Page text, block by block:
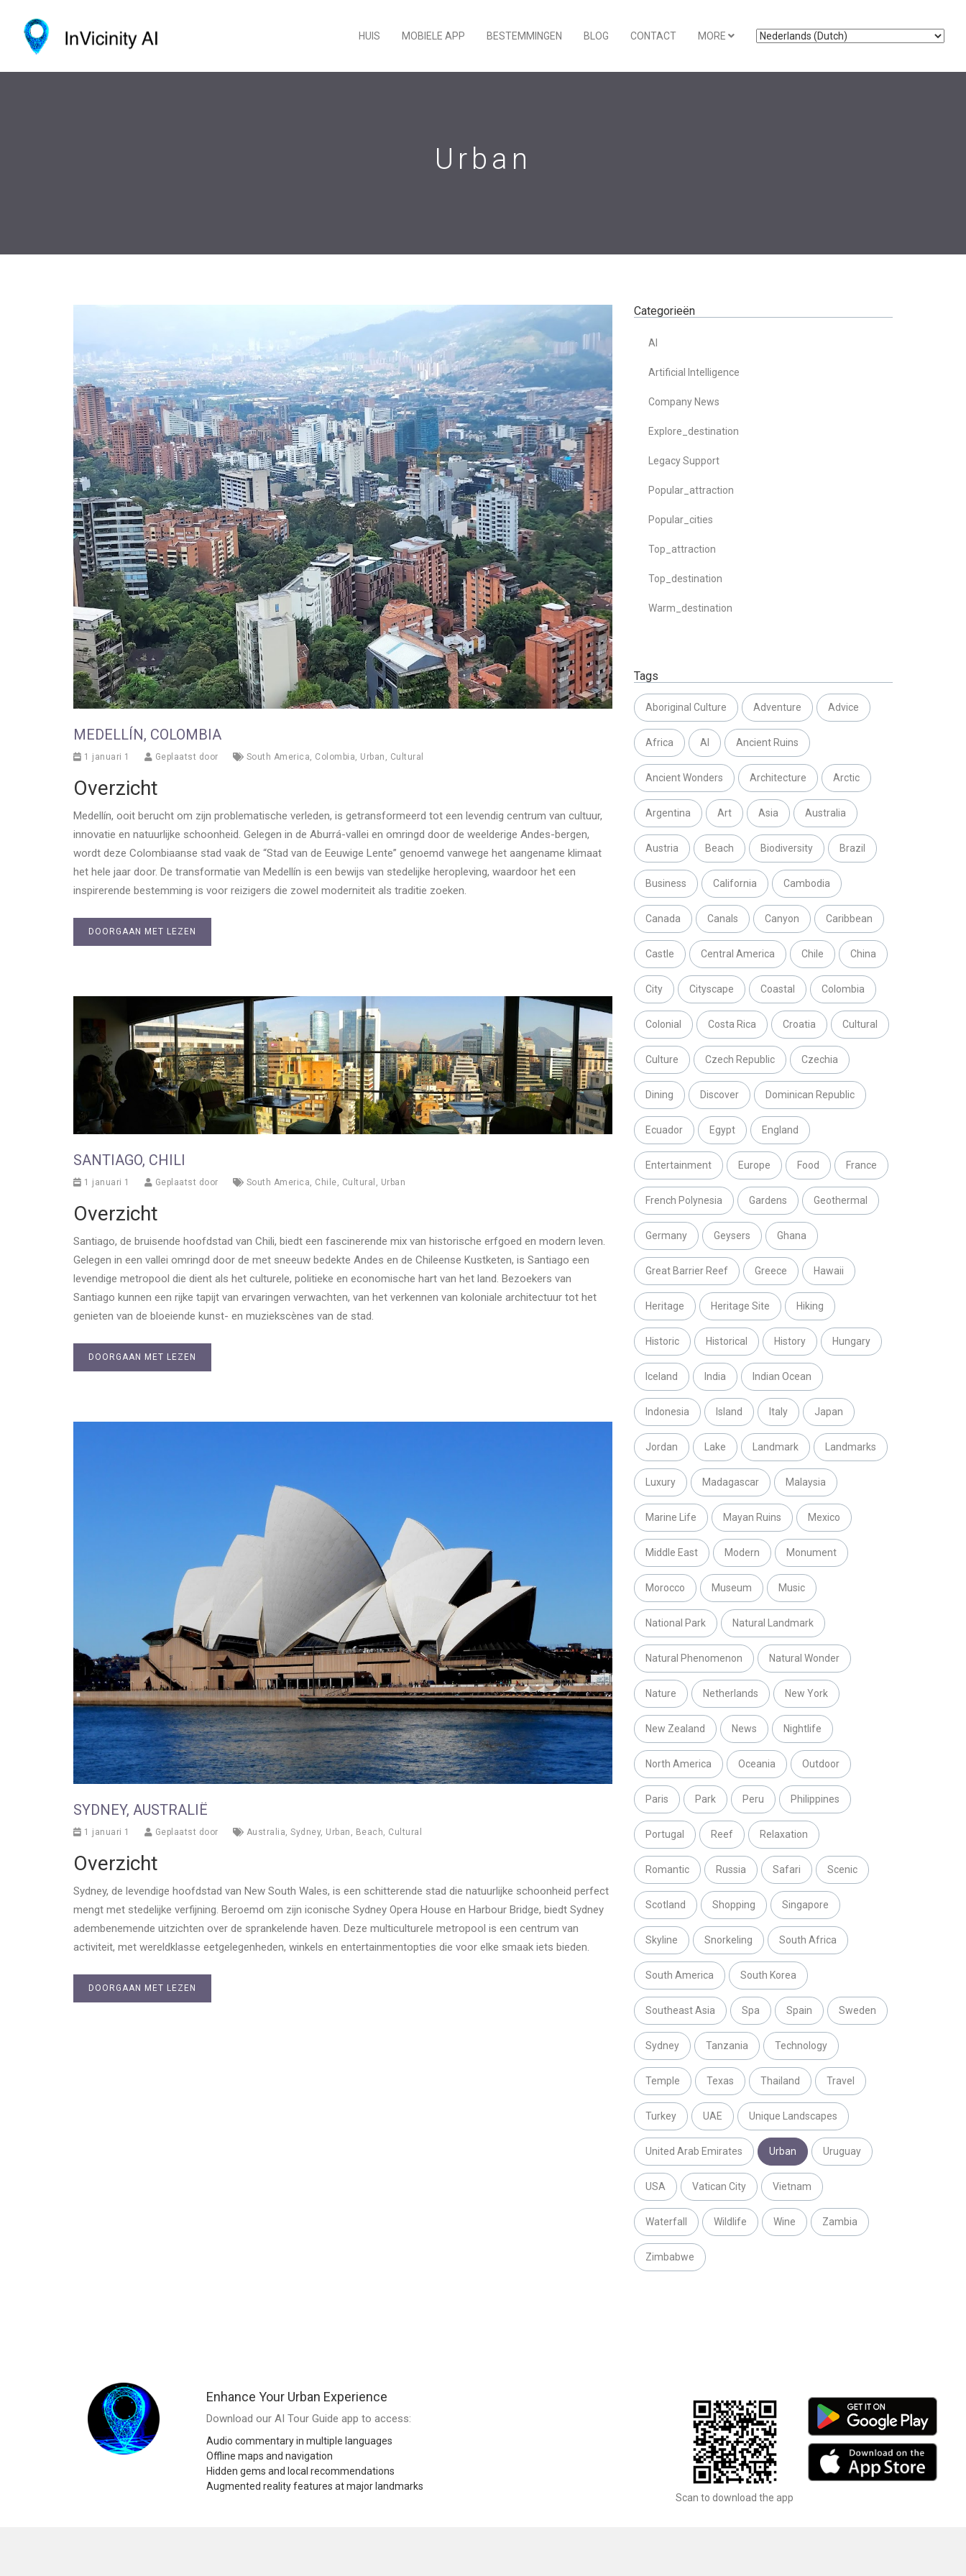
HUIS MOBIELE APP BESTEMMINGEN BLOG CONTACT MORE
Urban
MEDELLÍN, COLOMBIA
1 januari 1 Geplaatst door South America, Colombia, Urban , Cultural
Overzicht
Medellín, ooit berucht om zijn problematische verleden, is getransformeerd tot een levendig centrum van cultuur,
innovatie en natuurlijke schoonheid. Gelegen in de Aburrá-vallei en omringd door de weelderige Andes-bergen,
wordt deze Colombiaanse stad vaak de “Stad van de Eeuwige Lente” genoemd vanwege het aangename klimaat
het hele jaar door. De transformatie van Medellín is een bewijs van stedelijke heropleving, waardoor het een
inspirerende bestemming is voor reizigers die zowel moderniteit als traditie zoeken.
DOORGAAN MET LEZEN
SANTIAGO, CHILI
1 januari 1 Geplaatst door South America, Chile, Cultural , Urban
Overzicht
Santiago, de bruisende hoofdstad van Chili, biedt een fascinerende mix van historische erfgoed en modern leven.
Gelegen in een vallei omringd door de met sneeuw bedekte Andes en de Chileense Kustketen, is Santiago een
levendige metropool die dient als het culturele, politieke en economische hart van het land. Bezoekers van
Santiago kunnen een rijke tapijt van ervaringen verwachten, van het verkennen van koloniale architectuur tot het
genieten van de bloeiende kunst- en muziekscènes van de stad.
DOORGAAN MET LEZEN
SYDNEY, AUSTRALIË
1 januari 1 Geplaatst door Australia, Sydney, Urban , Beach, Cultural
Overzicht
Sydney, de levendige hoofdstad van New South Wales, is een schitterende stad die natuurlijke schoonheid perfect
mengt met stedelijke verfijning. Beroemd om zijn iconische Sydney Opera House en Harbour Bridge, biedt Sydney
adembenemende uitzichten over de sprankelende haven. Deze multiculturele metropool is een centrum van
activiteit, met wereldklasse eetgelegenheden, winkels en entertainmentopties die voor elke smaak iets bieden.
DOORGAAN MET LEZEN
Categorieën
AI
Artificial Intelligence
Company News
Explore_destination
Legacy Support
Popular_attraction
Popular_cities
Top_attraction
Top_destination
Warm_destination
Tags
Aboriginal Culture Adventure Advice
Africa AI Ancient Ruins
Ancient Wonders Architecture Arctic
Argentina Art Asia Australia
Austria Beach Biodiversity Brazil
Business California Cambodia
Canada Canals Canyon Caribbean
Castle Central America Chile China
City Cityscape Coastal Colombia
Colonial Costa Rica Croatia Cultural
Culture Czech Republic Czechia
Dining Discover Dominican Republic
Ecuador Egypt England
Entertainment Europe Food France
French Polynesia Gardens Geothermal
Germany Geysers Ghana
Great Barrier Reef Greece Hawaii
Heritage Heritage Site Hiking
Historic Historical History Hungary
Iceland India Indian Ocean
Indonesia Island Italy Japan
Jordan Lake Landmark Landmarks
Luxury Madagascar Malaysia
Marine Life Mayan Ruins Mexico
Middle East Modern Monument
Morocco Museum Music
National Park Natural Landmark
Natural Phenomenon Natural Wonder
Nature Netherlands New York
New Zealand News Nightlife
North America Oceania Outdoor
Paris Park Peru Philippines
Portugal Reef Relaxation
Romantic Russia Safari Scenic
Scotland Shopping Singapore
Skyline Snorkeling South Africa
South America South Korea
Southeast Asia Spa Spain Sweden
Sydney Tanzania Technology
Temple Texas Thailand Travel
Turkey UAE Unique Landscapes
United Arab Emirates Urban Uruguay
USA Vatican City Vietnam
Waterfall Wildlife Wine Zambia
Zimbabwe
Enhance Your Urban Experience
Download our AI Tour Guide app to access:
Audio commentary in multiple languages
Offline maps and navigation
Hidden gems and local recommendations
Augmented reality features at major landmarks
Scan to download the app